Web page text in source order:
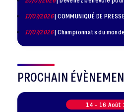
17/07/2026| COMMUNIQUÉ DE
17/07/2026| Championnats du monde 2026 : les athlètes
PROCHAIN
14 - 16 Août